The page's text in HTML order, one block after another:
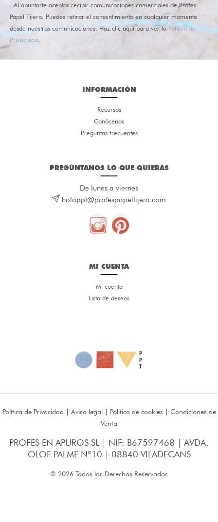
Al apuntarte aceptas recibir comunicaciones comerciales de Profes
Papel Tijera. Puedes retirar el consentimiento en cualquier momento
desde nuestras comunicaciones. Haz clic aquí para ver la Política de
Privacidad.
INFORMACIÓN
Recursos
Conócenos
Preguntas frecuentes
PREGÚNTANOS LO QUE QUIERAS
De lunes a viernes
holappt@profespapeltijera.com
MI CUENTA
Mi cuenta
Lista de deseos
Política de Privacidad | Aviso legal| Política de cookies | Condiciones de
Venta
PROFES EN APUROS SL | NIF: B67597468 | AVDA.
OLOF PALME Nº10 | 08840 VILADECANS
© 2026 Todos los Derechos Reservados